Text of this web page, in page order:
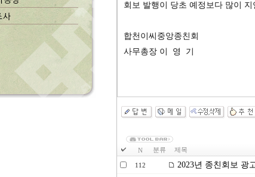
회보 발행이 당초 예정보다 많이
합천이씨중앙종친회
사무총장 이 영 기
N 분류 제목
112 2023년 종친회보 광